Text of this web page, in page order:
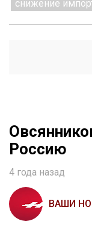
снижение
Россию
4 года назад
ВАШИ